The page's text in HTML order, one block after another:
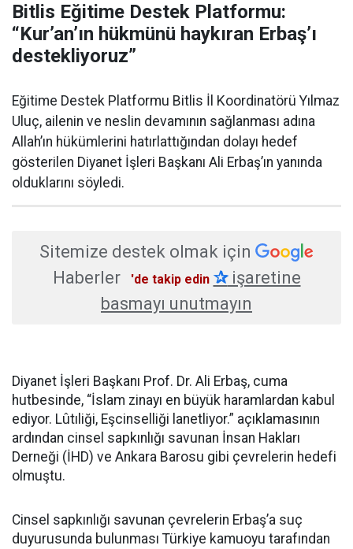
Bitlis Eğitime Destek Platformu:
“Kur’an’ın hükmünü haykıran Erbaş’ı
destekliyoruz”
Eğitime Destek Platformu Bitlis İl Koordinatörü Yılmaz
Uluç, ailenin ve neslin devamının sağlanması adına
Allah’ın hükümlerini hatırlattığından dolayı hedef
gösterilen Diyanet İşleri Başkanı Ali Erbaş’ın yanında
olduklarını söyledi.
Sitemize destek olmak için
Haberler
'de takip edin ✰işaretine
basmayı unutmayın
Diyanet İşleri Başkanı Prof. Dr. Ali Erbaş, cuma
hutbesinde, “İslam zinayı en büyük haramlardan kabul
ediyor. Lûtıliği, Eşcinselliği lanetliyor.” açıklamasının
ardından cinsel sapkınlığı savunan İnsan Hakları
Derneği (İHD) ve Ankara Barosu gibi çevrelerin hedefi
olmuştu.
Cinsel sapkınlığı savunan çevrelerin Erbaş’a suç
duyurusunda bulunması Türkiye kamuoyu tarafından